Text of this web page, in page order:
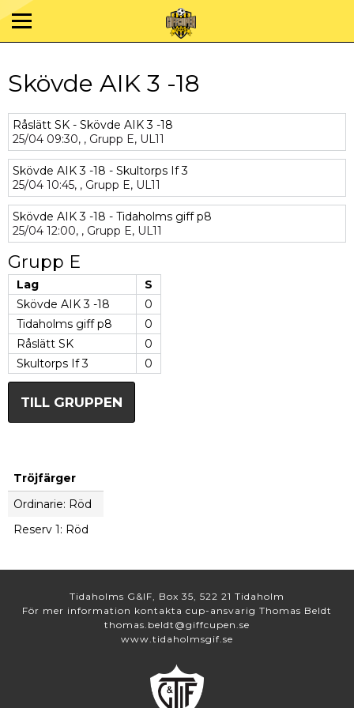
Skövde AIK 3 -18
Råslätt SK - Skövde AIK 3 -18
25/04 09:30, , Grupp E, UL11
Skövde AIK 3 -18 - Skultorps If 3
25/04 10:45, , Grupp E, UL11
Skövde AIK 3 -18 - Tidaholms giff p8
25/04 12:00, , Grupp E, UL11
Grupp E
Lag
S
Skövde AIK 3 -18
0
Tidaholms giff p8
0
Råslätt SK
0
Skultorps If 3
0
TILL GRUPPEN
Tröjfärger
Ordinarie: Röd
Reserv 1: Röd
Tidaholms G&IF, Box 35, 522 21 Tidaholm
För mer information kontakta cup-ansvarig Thomas Beldt
thomas.beldt@giffcupen.se
www.tidaholmsgif.se